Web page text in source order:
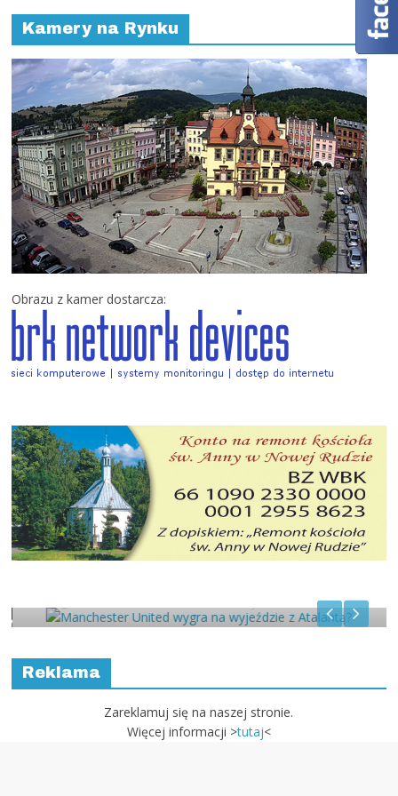
Kamery na Rynku
Obrazu z kamer dostarcza:
OutPoint Rally
Reklama
Zareklamuj się na naszej stronie.
Więcej informacji >tutaj<